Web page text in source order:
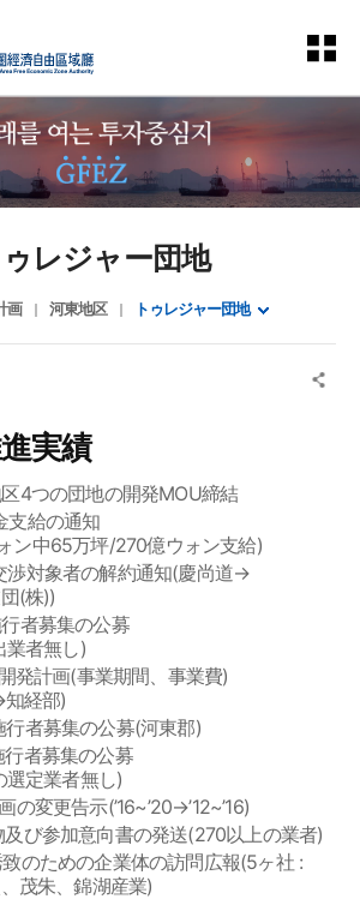
ゥレジャー団地
画 河東地区 トゥレジャー団地
実績
区4つの団地の開発MOU締結
支給の通知
ン中65万坪/270億ウォン支給)
渉対象者の解約通知(慶尚道→
(株))
行者募集の公募
業者無し)
発計画(事業期間、事業費)
経部)
行者募集の公募(河東郡)
行者募集の公募
選定業者無し)
の変更告示(’16~’20→’12~’16)
及び参加意向書の発送(270以上の業者)
致のための企業体の訪問広報(5ヶ社 :
茂朱、錦湖産業)